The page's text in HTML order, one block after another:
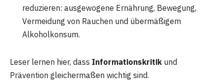
reduzieren: ausgewogene Ernährung, Bewegung,
Vermeidung von Rauchen und übermäßigem
Alkoholkonsum.
Leser lernen hier, dass Informationskritik und
Prävention gleichermaßen wichtig sind.